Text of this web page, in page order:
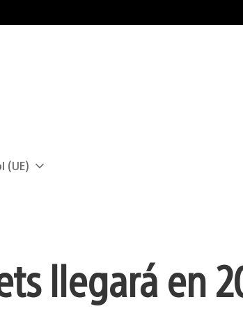
(UE)
llegará en